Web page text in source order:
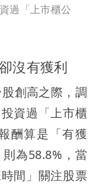
過「上市櫃公
沒有獲利
創高之際，調
資過「上市櫃
酬算是「有獲
為58.8%，當
間」關注股票